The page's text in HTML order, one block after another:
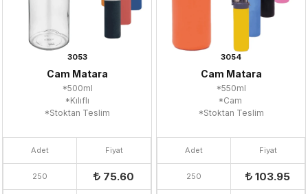
3053
Cam Matara
*500ml
*Kılıflı
*Stoktan Teslim
Adet Fiyat
250 75.60
3054
Cam Matara
*550ml
*Cam
*Stoktan Teslim
Adet Fiyat
250 103.95